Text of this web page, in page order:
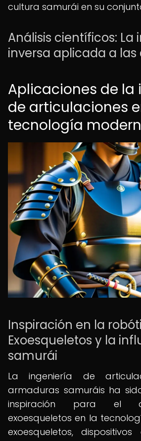
cultura samurái en su
Análisis científicos: La
inversa aplicada a
Aplicaciones de la
de articulaciones
tecnología
Inspiración en la
Exoesqueletos y la
samurái
La ingeniería de
armaduras samuráis ha
inspiración para el
exoesqueletos en la
exoesqueletos,